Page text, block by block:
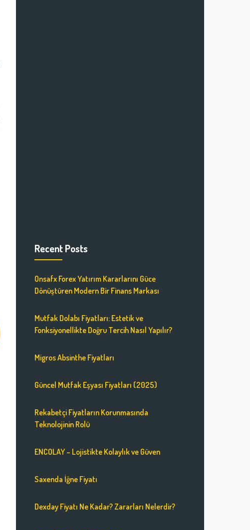
Recent Posts
Onsafx Forex Yatırım Kararlarını Güce
Dönüştüren Modern Bir Finans Markası
Mutfak Dolabı Fiyatları: Estetik ve
Fonksiyonellikte Doğru Tercih Nasıl Yapılır?
Migros Absinthe Fiyatları
Güncel Mutfak Eşyası Fiyatları (2025)
Rekabetçi Fiyatların Korunmasında
Teknolojinin Rolü
ENCOLAY – Lojistikte Kolaylık ve Güven
Saxenda İğne Fiyatı
Dexday Fiyatı Ne Kadar? Zararları Nelerdir?